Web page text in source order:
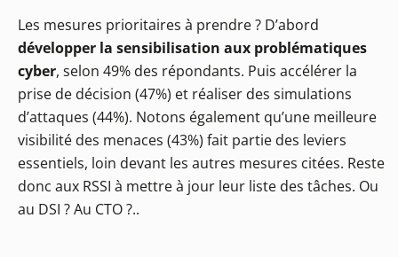
Les mesures prioritaires à prendre ? D’abord
développer la sensibilisation aux problématiques
cyber, selon 49% des répondants. Puis accélérer la
prise de décision (47%) et réaliser des simulations
d’attaques (44%). Notons également qu’une meilleure
visibilité des menaces (43%) fait partie des leviers
essentiels, loin devant les autres mesures citées. Reste
donc aux RSSI à mettre à jour leur liste des tâches. Ou
au DSI ? Au CTO ?..